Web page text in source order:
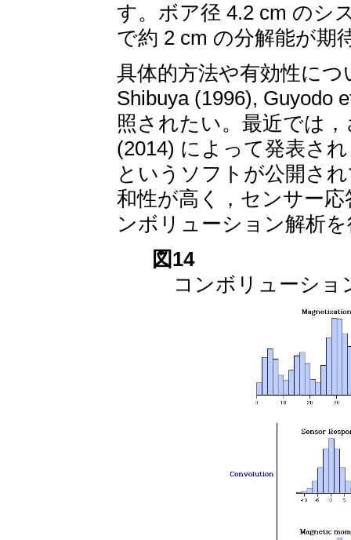
す。ボア径 4.2 cm のシ
で約 2 cm の分解能が期
具体的方法や有効性に
Shibuya (1996), Guyodo
照されたい。最近では
(2014) によって発表さ
というソフトが公開さ
和性が高く，センサー
ンボリューション解析
図14
コンボリューシ